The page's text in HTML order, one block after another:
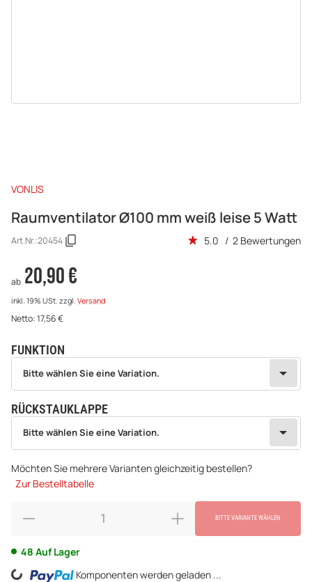
VONLIS
Raumventilator Ø100 mm weiß leise 5 Watt
Art.Nr.:20454 5.0 / 2 Bewertungen
ab 20,90 €
inkl. 19% USt. zzgl. Versand
Netto:17,56€
FUNKTION
wählen
Bitte wählen Sie eine Variation.
RÜCKSTAUKLAPPE
wählen
Bitte wählen Sie eine Variation.
Möchten Sie mehrere Varianten gleichzeitig bestellen?
Zur Bestelltabelle
BITTE VARIANTE WÄHLEN
48 Auf Lager
Komponenten werden geladen ...